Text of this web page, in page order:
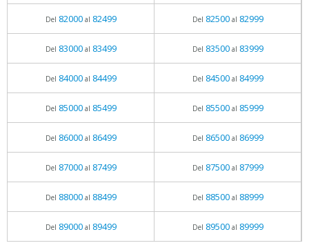
Del 82000al 82499 Del 82500al 82999
Del 83000al 83499 Del 83500al 83999
Del 84000al 84499 Del 84500al 84999
Del 85000al 85499 Del 85500al 85999
Del 86000al 86499 Del 86500al 86999
Del 87000al 87499 Del 87500al 87999
Del 88000al 88499 Del 88500al 88999
Del 89000al 89499 Del 89500al 89999